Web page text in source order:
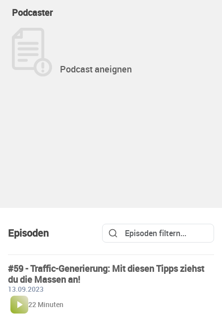
Podcaster
Podcast aneignen
Episoden
#59 - Traffic-Generierung: Mit diesen Tipps ziehst
du die Massen an!
13.09.2023
22 Minuten